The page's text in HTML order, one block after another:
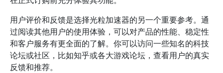
用户评价和反馈是选择光粒加速器的另一个重要参考。通
过阅读其他用户的使用体验，可以对产品的性能、稳定性
和客户服务有更全面的了解。你可以访问一些知名的科技
论坛或社区，比如知乎或各大游戏论坛，查看用户的真实
反馈和推荐。